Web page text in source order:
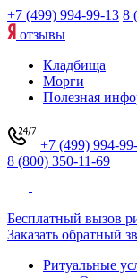
+7 (499) 994-99-13 8
отзывы
Кладбища
Морги
Полезная
+7 (499) 994-
8 (800) 350-11-69
Бесплатный вызов
Заказать обратный
Ритуальные